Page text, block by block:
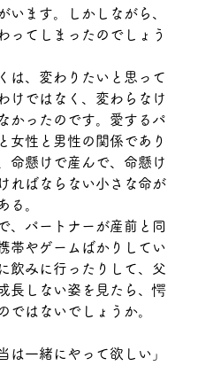
います。しかしながら、
ってしまったのでしょう
は、変わりたいと思って
けではなく、変わらなけ
かったのです。愛するパ
女性と男性の関係であり
命懸けで産んで、命懸け
ればならない小さな命が
る。
、パートナーが産前と同
帯やゲームばかりしてい
飲みに行ったりして、父
長しない姿を見たら、愕
ではないでしょうか。
は一緒にやって欲しい」